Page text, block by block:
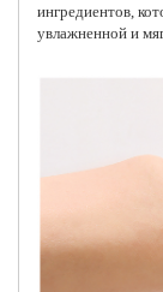
ингредиентов,
увлажненной и